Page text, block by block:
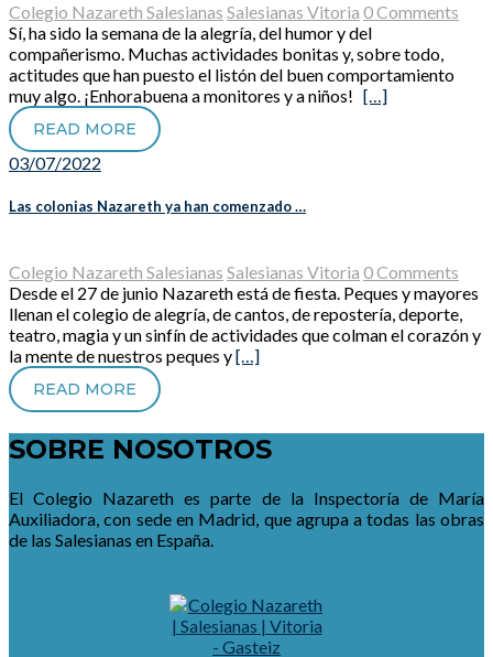
Colegio Nazareth Salesianas Salesianas Vitoria 0 Comments
Sí, ha sido la semana de la alegría, del humor y del
compañerismo. Muchas actividades bonitas y, sobre todo,
actitudes que han puesto el listón del buen comportamiento
muy algo. ¡Enhorabuena a monitores y a niños! […]
READ MORE
03/07/2022
Las colonias Nazareth ya han comenzado …
Colegio Nazareth Salesianas Salesianas Vitoria 0 Comments
Desde el 27 de junio Nazareth está de fiesta. Peques y mayores
llenan el colegio de alegría, de cantos, de repostería, deporte,
teatro, magia y un sinfín de actividades que colman el corazón y
la mente de nuestros peques y[…]
READ MORE
SOBRE NOSOTROS
El Colegio Nazareth es parte de la Inspectoría de María
Auxiliadora, con sede en Madrid, que agrupa a todas las obras
de las Salesianas en España.